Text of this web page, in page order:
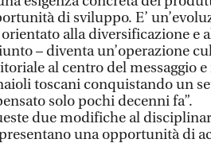
di sviluppo. E’
alla diversificazione e
– diventa un’operazione
al centro del messaggio
toscani conquistando un
solo pochi decenni fa”.
due modifiche al
una opportunità di